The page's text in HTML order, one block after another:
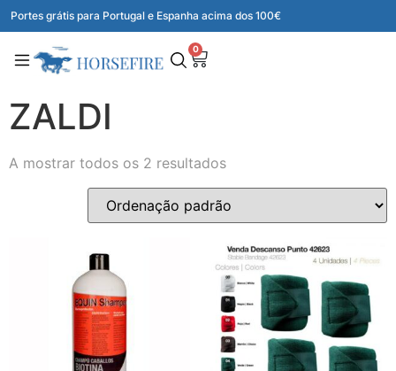
Portes grátis para Portugal e Espanha acima dos 100€
0
ZALDI
A mostrar todos os 2 resultados